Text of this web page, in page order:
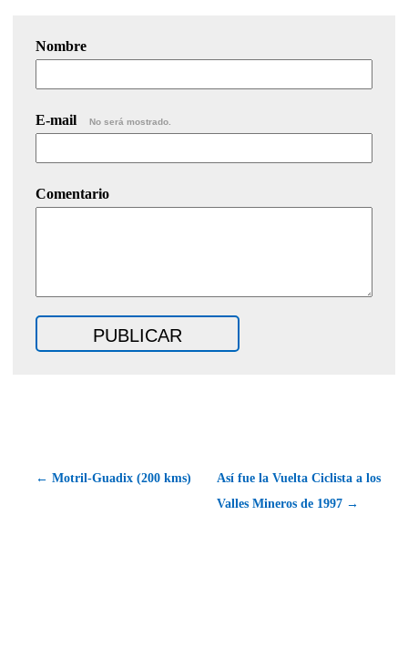
Nombre
E-mail No será mostrado.
Comentario
← Motril-Guadix (200 kms)
Así fue la Vuelta Ciclista a los
Valles Mineros de 1997 →